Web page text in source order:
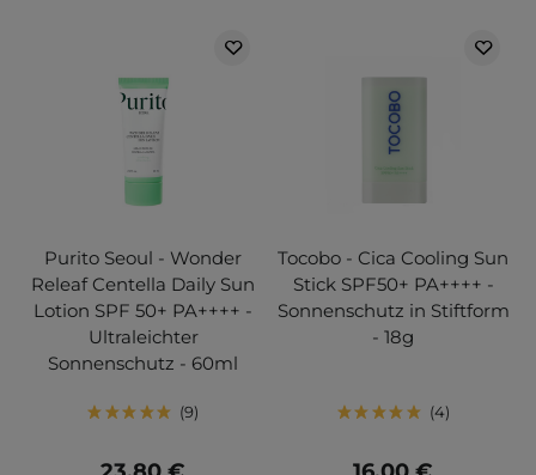
Purito Seoul - Wonder
Releaf Centella Daily Sun
Lotion SPF 50+ PA++++ -
Ultraleichter
Sonnenschutz - 60ml
9
Tocobo - Cica Cooling Sun
Stick SPF50+ PA++++ -
Sonnenschutz in Stiftform
- 18g
4